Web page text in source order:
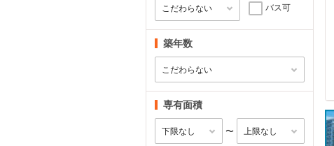
バス可
築年数
専有面積
〜